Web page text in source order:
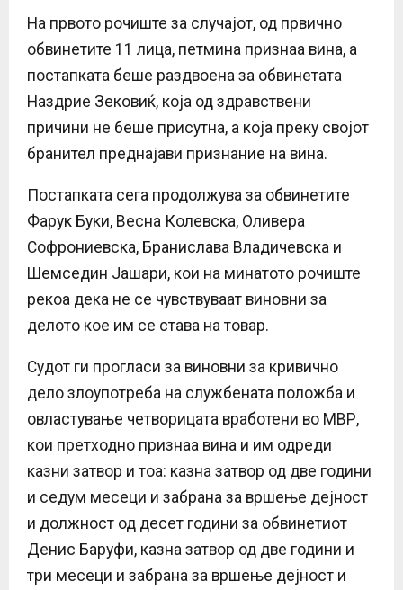
На првото рочиште за случајот, од првично
обвинетите 11 лица, петмина признаа вина, а
постапката беше раздвоена за обвинетата
Наздрие Зековиќ, која од здравствени
причини не беше присутна, а која преку својот
бранител преднајави признание на вина.
Постапката сега продолжува за обвинетите
Фарук Буки, Весна Колевска, Оливера
Софрониевска, Бранислава Владичевска и
Шемседин Јашари, кои на минатото рочиште
рекоа дека не се чувствуваат виновни за
делото кое им се става на товар.
Судот ги прогласи за виновни за кривично
дело злоупотреба на службената положба и
овластување четворицата вработени во МВР,
кои претходно признаа вина и им одреди
казни затвор и тоа: казна затвор од две години
и седум месеци и забрана за вршење дејност
и должност од десет години за обвинетиот
Денис Баруфи, казна затвор од две години и
три месеци и забрана за вршење дејност и